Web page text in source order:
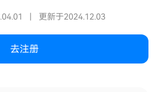
更新于2024.12.03
去注册